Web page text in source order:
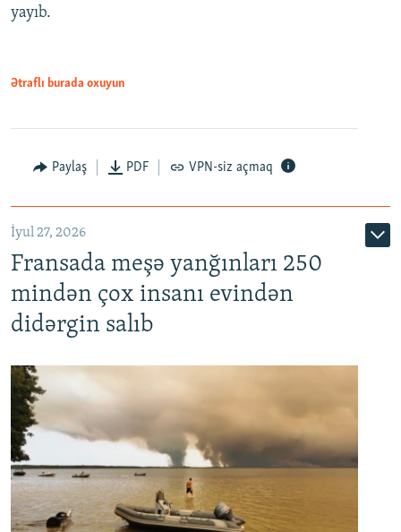
yayıb.
Ətraflı burada oxuyun
Paylaş PDF VPN-siz açmaq
İyul 27, 2026
Fransada meşə yanğınları 250
mindən çox insanı evindən
didərgin salıb